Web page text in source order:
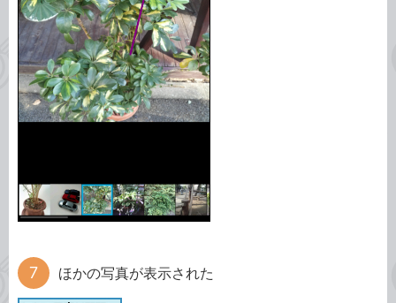
ほかの写真が表示された